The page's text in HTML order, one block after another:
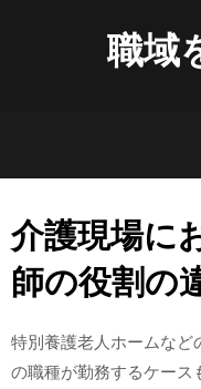
職域
介護現場に
師の役割の
特別養護老人ホームな
の職種が勤務するケース